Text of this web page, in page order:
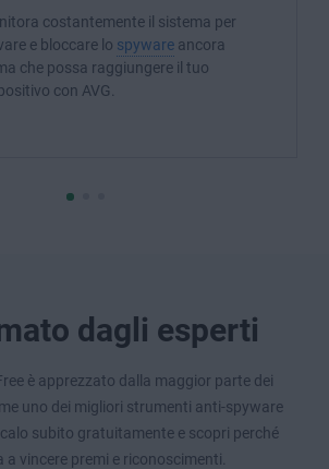
costantemente il sistema per
e bloccare lo spyware ancora
che possa raggiungere il tuo
con AVG.
dagli esperti
è apprezzato dalla maggior parte dei
uno dei migliori strumenti anti-spyware
subito gratuitamente e scopri perché
a vincere premi e riconoscimenti.